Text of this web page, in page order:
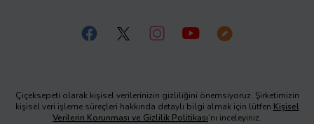
Çiçeksepeti olarak kişisel verilerinizin gizliliğini önemsiyoruz. Şirketimizin
kişisel veri işleme süreçleri hakkında detaylı bilgi almak için lütfen Kişisel
Verilerin Korunması ve Gizlilik Politikası’nı inceleyiniz.